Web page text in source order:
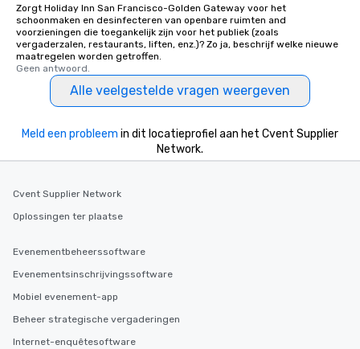
Zorgt Holiday Inn San Francisco-Golden Gateway voor het
schoonmaken en desinfecteren van openbare ruimten and
voorzieningen die toegankelijk zijn voor het publiek (zoals
vergaderzalen, restaurants, liften, enz.)? Zo ja, beschrijf welke nieuwe
maatregelen worden getroffen.
Geen antwoord.
Alle veelgestelde vragen weergeven
Meld een probleem in dit locatieprofiel aan het Cvent Supplier
Network.
Cvent Supplier Network
Oplossingen ter plaatse
Evenementbeheerssoftware
Evenementsinschrijvingssoftware
Mobiel evenement-app
Beheer strategische vergaderingen
Internet-enquêtesoftware